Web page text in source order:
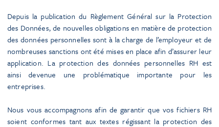
Depuis la publication du Règlement Général sur la Protection
des Données, de nouvelles obligations en matière de protection
des données personnelles sont à la charge de l’employeur et de
nombreuses sanctions ont été mises en place afin d’assurer leur
application. La protection des données personnelles RH est
ainsi devenue une problématique importante pour les
entreprises.
Nous vous accompagnons afin de garantir que vos fichiers RH
soient conformes tant aux textes régissant la protection des